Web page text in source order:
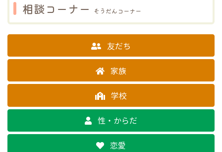
相談コーナー そうだんコーナー
友だち
家族
学校
性・からだ
恋愛